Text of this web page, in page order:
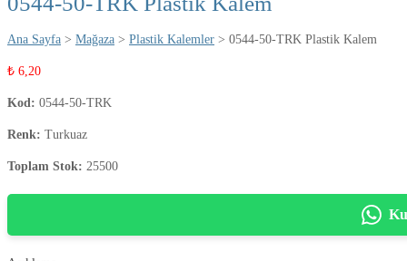
Ana Sayfa > Mağaza > Plastik Kalemler > 0544-50-TRK Plastik Kalem
₺ 6,20
Kod: 0544-50-TRK
Renk: Turkuaz
Toplam Stok: 25500